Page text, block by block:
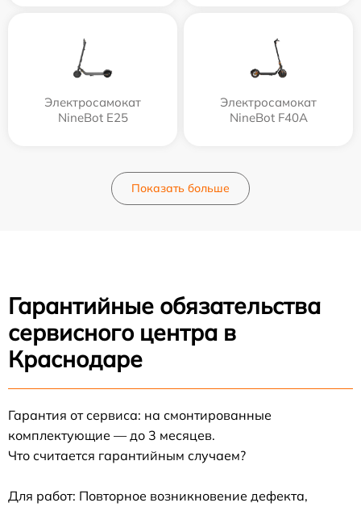
Электросамокат
NineBot E25
Электросамокат
NineBot F40A
Показать больше
Гарантийные обязательства
сервисного центра в
Краснодаре
Гарантия от сервиса: на смонтированные
комплектующие — до 3 месяцев.
Что считается гарантийным случаем?
Для работ: Повторное возникновение дефекта,